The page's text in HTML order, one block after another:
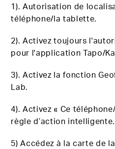
1). Autorisation de
téléphone/la tablette.
2). Activez toujours
pour l'application Tapo/
3). Activez la fonction
Lab.
4). Activez « Ce
règle d’action intelligente.
5) Accédez à la carte de